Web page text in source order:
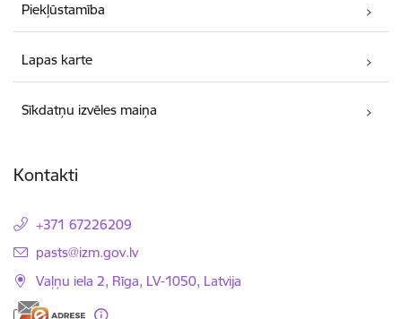
Piekļūstamība
Lapas karte
Sīkdatņu izvēles maiņa
Kontakti
+371 67226209
E-pasts:
pasts@izm.gov.lv
Vaļņu iela 2, Rīga, LV-1050, Latvija